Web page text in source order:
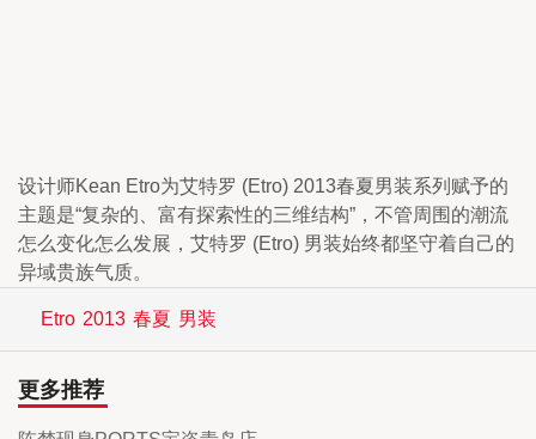
设计师Kean Etro为艾特罗 (Etro) 2013春夏男装系列赋予的
主题是“复杂的、富有探索性的三维结构”，不管周围的潮流
怎么变化怎么发展，艾特罗 (Etro) 男装始终都坚守着自己的
异域贵族气质。
Etro 2013 春夏 男装
更多推荐